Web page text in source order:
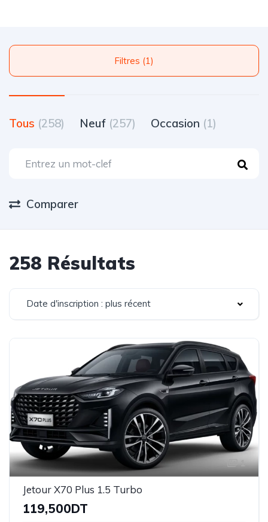
Filtres (1)
Tous (258) Neuf (257) Occasion (1)
Comparer
258 Résultats
Date d'inscription : plus récent
1
Jetour X70 Plus 1.5 Turbo
119,500DT